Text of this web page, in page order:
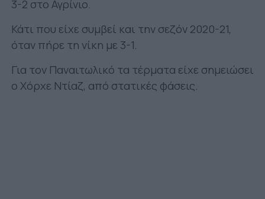
3-2 στο Αγρίνιο.
Κάτι που είχε συμβεί και την σεζόν 2020-21,
όταν πήρε τη νίκη με 3-1.
Για τον Παναιτωλικό τα τέρματα είχε σημειώσει
ο Χόρχε Ντίαζ, από στατικές φάσεις.